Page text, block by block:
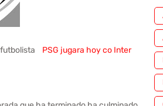
futbolista PSG jugara hoy co Inter